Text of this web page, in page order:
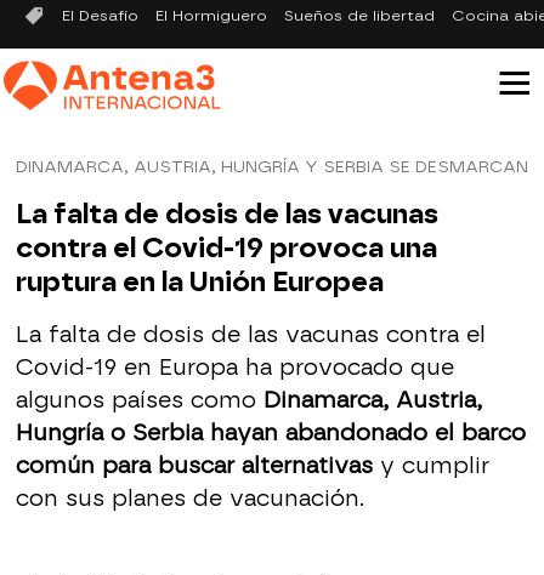
El Desafío El Hormiguero Sueños de libertad Cocina
DINAMARCA, AUSTRIA, HUNGRÍA Y SERBIA SE DESMARCAN
La falta de dosis de las vacunas
contra el Covid-19 provoca una
ruptura en la Unión Europea
La falta de dosis de las vacunas contra el
Covid-19 en Europa ha provocado que
algunos países como Dinamarca, Austria,
Hungría o Serbia hayan abandonado el barco
común para buscar alternativas y cumplir
con sus planes de vacunación.